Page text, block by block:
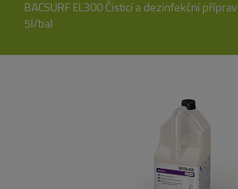
BACSURF EL300 Čisticí a dezinfekční
5l/bal